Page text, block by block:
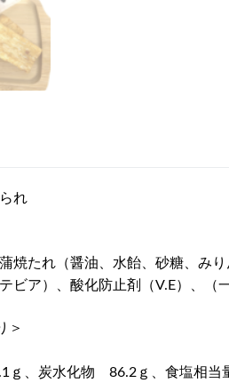
れ
焼たれ（醤油、水飴、砂糖、み
ビア）、酸化防止剤（V.E）、（
＞
、炭水化物 86.2ｇ、食塩相